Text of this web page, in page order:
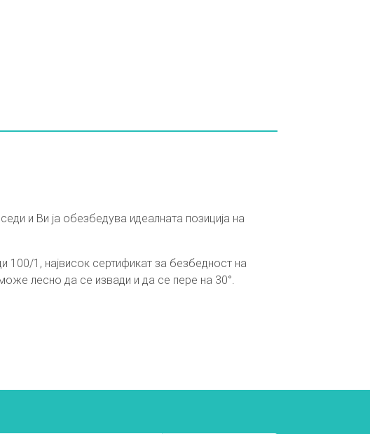
и Ви ја обезбедува идеалната позиција на
100/1, највисок сертификат за безбедност на
лесно да се извади и да се пере на 30°.